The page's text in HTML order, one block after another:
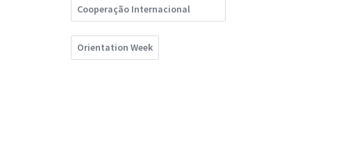
Cooperação Internacional
Orientation Week